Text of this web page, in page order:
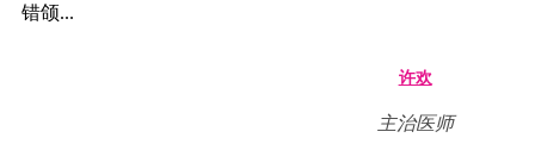
错颌...
许欢
主治医师